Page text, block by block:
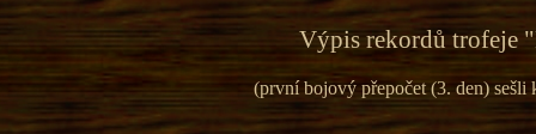
Výpis rekordů trofeje "
(první bojový přepočet (3. den)